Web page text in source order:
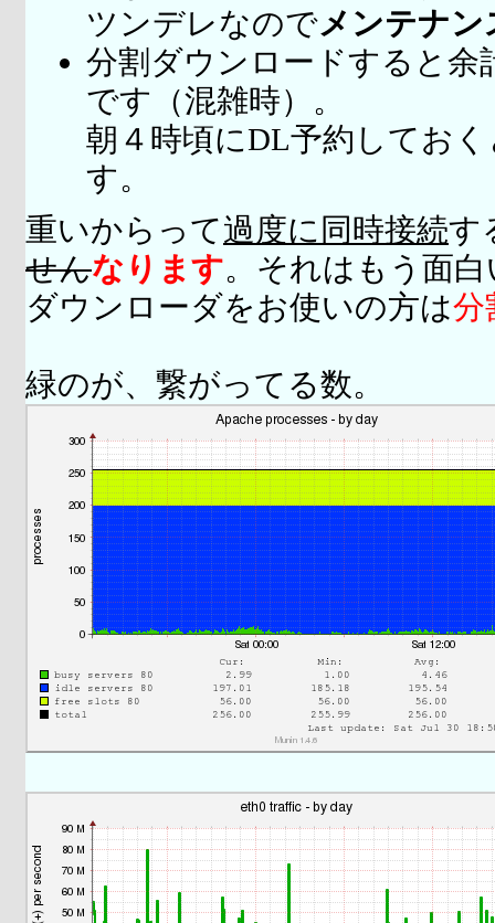
ツンデレなのでメンテナ
分割ダウンロードすると余
です（混雑時）。
朝４時頃にDL予約してお
す。
重いからって過度に同時接続す
せんなります。それはもう面
ダウンローダをお使いの方は分
緑のが、繋がってる数。